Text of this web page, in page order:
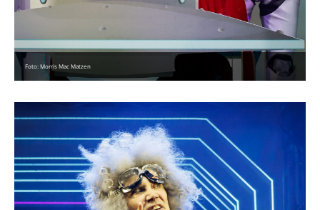
Foto: Morris Mac Matzen